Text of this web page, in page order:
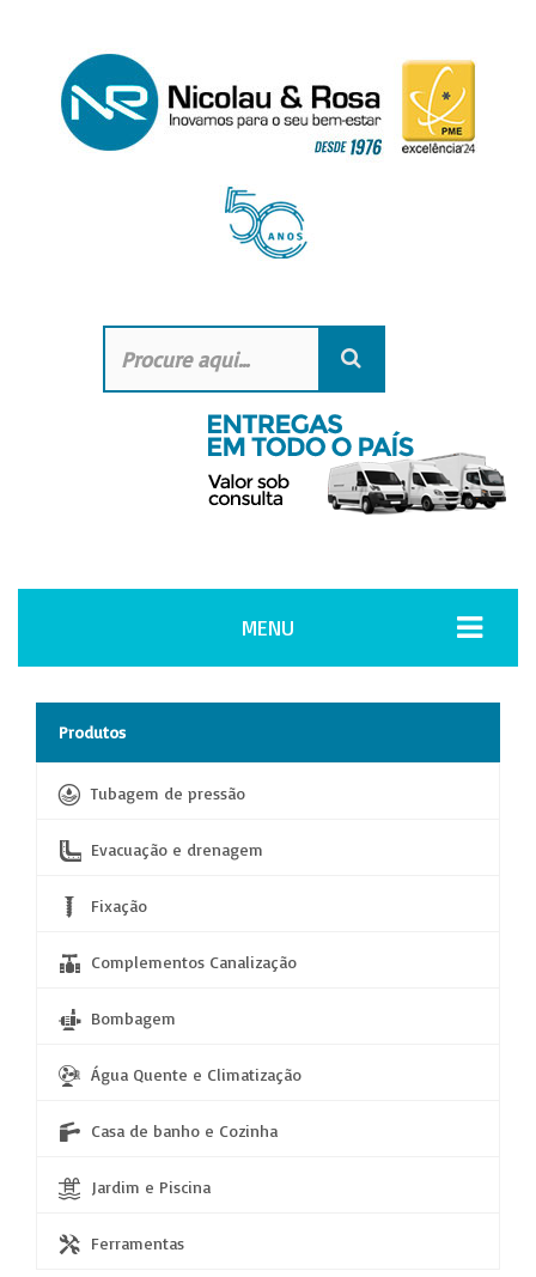
MENU
Produtos
Tubagem de pressão
Evacuação e drenagem
Fixação
Complementos Canalização
Bombagem
Água Quente e Climatização
Casa de banho e Cozinha
Jardim e Piscina
Ferramentas